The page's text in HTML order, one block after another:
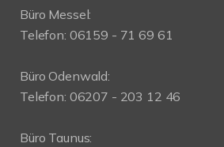
Büro Messel:
Telefon: 06159 - 71 69 61
Büro Odenwald:
Telefon: 06207 - 203 12 46
Büro Taunus: